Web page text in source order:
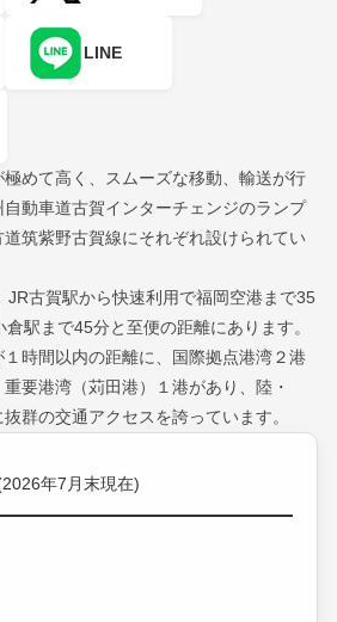
LINE
めて高く、スムーズな移動、輸送が行
動車道古賀インターチェンジのランプ
筑紫野古賀線にそれぞれ設けられてい
JR古賀駅から快速利用で福岡空港まで35
駅まで45分と至便の距離にあります。
時間以内の距離に、国際拠点港湾２港
重要港湾（苅田港）１港があり、陸・
群の交通アクセスを誇っています。
年7月末現在)